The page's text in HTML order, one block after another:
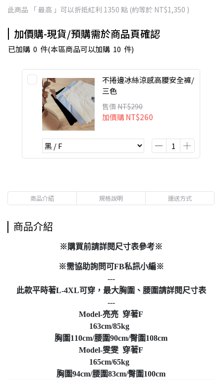
此商品 「 最高 」可以折抵紅利 1350 點 (約等於 NT$1,350 )
加價購-現貨/預購需於商品頁確認
已加購 0 件(本區商品可以加購 10 件)
不捲邊冰絲涼感高腰安全褲/
三色
售價 NT$290
加價購NT$260
商品介紹 規格說明 運送方式
商品介紹
※購買前請詳閱尺寸表參考※
※需協助詢問可FB私訊小編※
---
此款平時著L-4XL可穿，最大胸圍、腰圍請詳閱尺寸表
---
Model-亮亮 穿著F
163cm/85kg
胸圍110cm/腰圍90cm/臀圍108cm
Model-雯雯 穿著F
165cm/65kg
胸圍94cm/腰圍83cm/臀圍100cm